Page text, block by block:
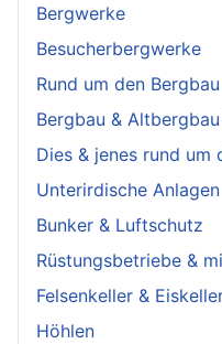
Bergwerke
Besucherbergwerke
Rund um den Bergbau
Bergbau &
Dies & jenes rund um
Unterirdische Anlagen
Bunker & Luftschutz
Rüstungsbetriebe &
Felsenkeller &
Höhlen